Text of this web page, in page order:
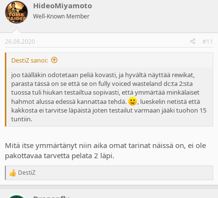
HideoMiyamoto
Well-Known Member
26.08.2020 #11
DestiZ sanoi:
joo täälläkin odotetaan peliä kovasti, ja hyvältä näyttää rewikat,
parasta tässä on se että se on fully voiced wasteland dc:ta 2:sta
tuossa tuli hiukan testailtua sopivasti, että ymmärtää minkälaiset
hahmot alussa edessä kannattaa tehdä.
, lueskelin netistä että
kakkosta ei tarvitse läpäistä joten testailut varmaan jääki tuohon 15
tuntiin.
Mitä itse ymmärtänyt niin aika omat tarinat näissä on, ei ole
pakottavaa tarvetta pelata 2 läpi.
R
e
DestiZ